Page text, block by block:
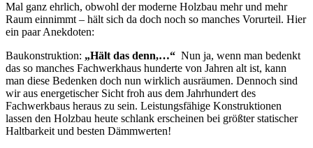
Mal ganz ehrlich, obwohl der moderne Holzbau mehr und mehr
Raum einnimmt – hält sich da doch noch so manches Vorurteil. Hier
ein paar Anekdoten:
Baukonstruktion: „Hält das denn,…“ Nun ja, wenn man bedenkt
das so manches Fachwerkhaus hunderte von Jahren alt ist, kann
man diese Bedenken doch nun wirklich ausräumen. Dennoch sind
wir aus energetischer Sicht froh aus dem Jahrhundert des
Fachwerkbaus heraus zu sein. Leistungsfähige Konstruktionen
lassen den Holzbau heute schlank erscheinen bei größter statischer
Haltbarkeit und besten Dämmwerten!